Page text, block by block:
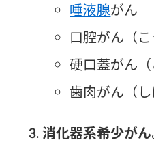
唾液腺がん
口腔がん（こ
硬口蓋がん
歯肉がん（し
消化器系希少がん